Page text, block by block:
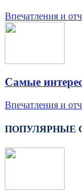
Впечатления и
Самые
Впечатления и
ПОПУЛЯРНЫЕ